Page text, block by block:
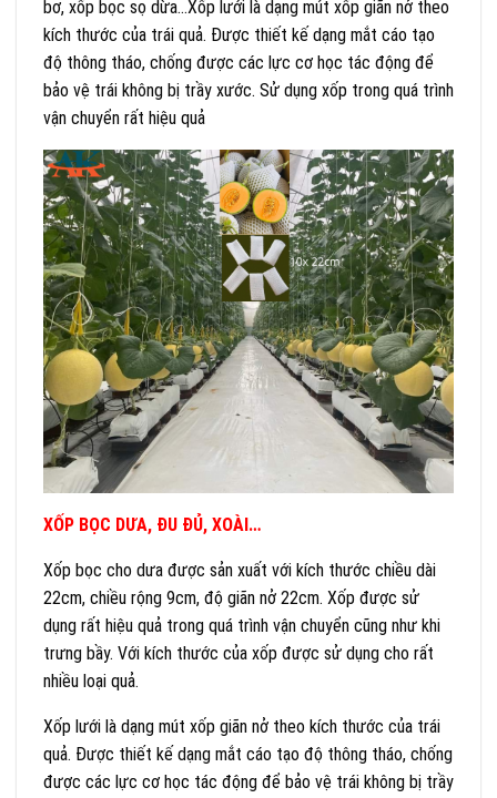
bơ, xốp bọc sọ dừa…Xốp lưới là dạng mút xốp giãn nở theo
kích thước của trái quả. Được thiết kế dạng mắt cáo tạo
độ thông tháo, chống được các lực cơ học tác động để
bảo vệ trái không bị trầy xước. Sử dụng xốp trong quá trình
vận chuyển rất hiệu quả
XỐP BỌC DƯA, ĐU ĐỦ, XOÀI…
Xốp bọc cho dưa được sản xuất với kích thước chiều dài
22cm, chiều rộng 9cm, độ giãn nở 22cm. Xốp được sử
dụng rất hiệu quả trong quá trình vận chuyển cũng như khi
trưng bầy. Với kích thước của xốp được sử dụng cho rất
nhiều loại quả.
Xốp lưới là dạng mút xốp giãn nở theo kích thước của trái
quả. Được thiết kế dạng mắt cáo tạo độ thông tháo, chống
được các lực cơ học tác động để bảo vệ trái không bị trầy